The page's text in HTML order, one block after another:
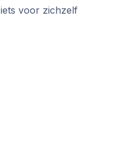
voor zichzelf